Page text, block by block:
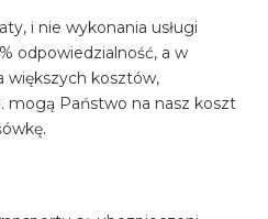
i nie wykonania usługi
odpowiedzialność, a w
większych kosztów,
mogą Państwo na nasz koszt